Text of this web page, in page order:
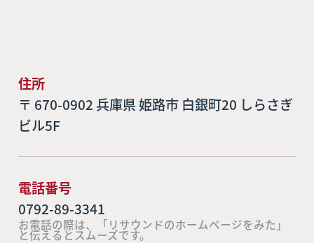
住所
〒 670-0902 兵庫県 姫路市 白銀町20 しらさぎ
ビル5F
電話番号
0792-89-3341
お電話の際は、「リサウンドのホームページをみた」
と伝えるとスムーズです。